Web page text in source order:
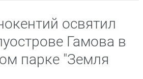
освятил
Гамова в
парке "Земля